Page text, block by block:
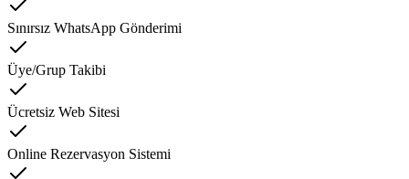
Sınırsız WhatsApp Gönderimi
Üye/Grup Takibi
Ücretsiz Web Sitesi
Online Rezervasyon Sistemi